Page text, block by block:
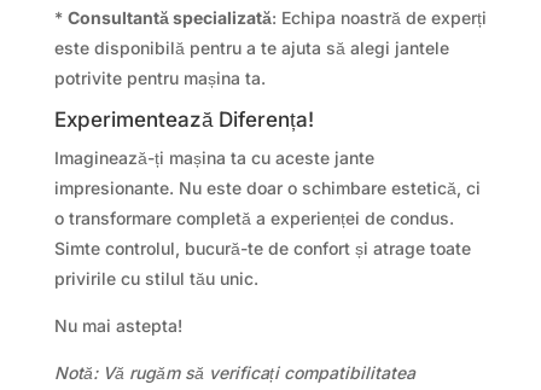
* Consultantă specializată: Echipa noastră de experți
este disponibilă pentru a te ajuta să alegi jantele
potrivite pentru mașina ta.
Experimentează Diferența!
Imaginează-ți mașina ta cu aceste jante
impresionante. Nu este doar o schimbare estetică, ci
o transformare completă a experienței de condus.
Simte controlul, bucură-te de confort și atrage toate
privirile cu stilul tău unic.
Nu mai astepta!
Notă: Vă rugăm să verificați compatibilitatea